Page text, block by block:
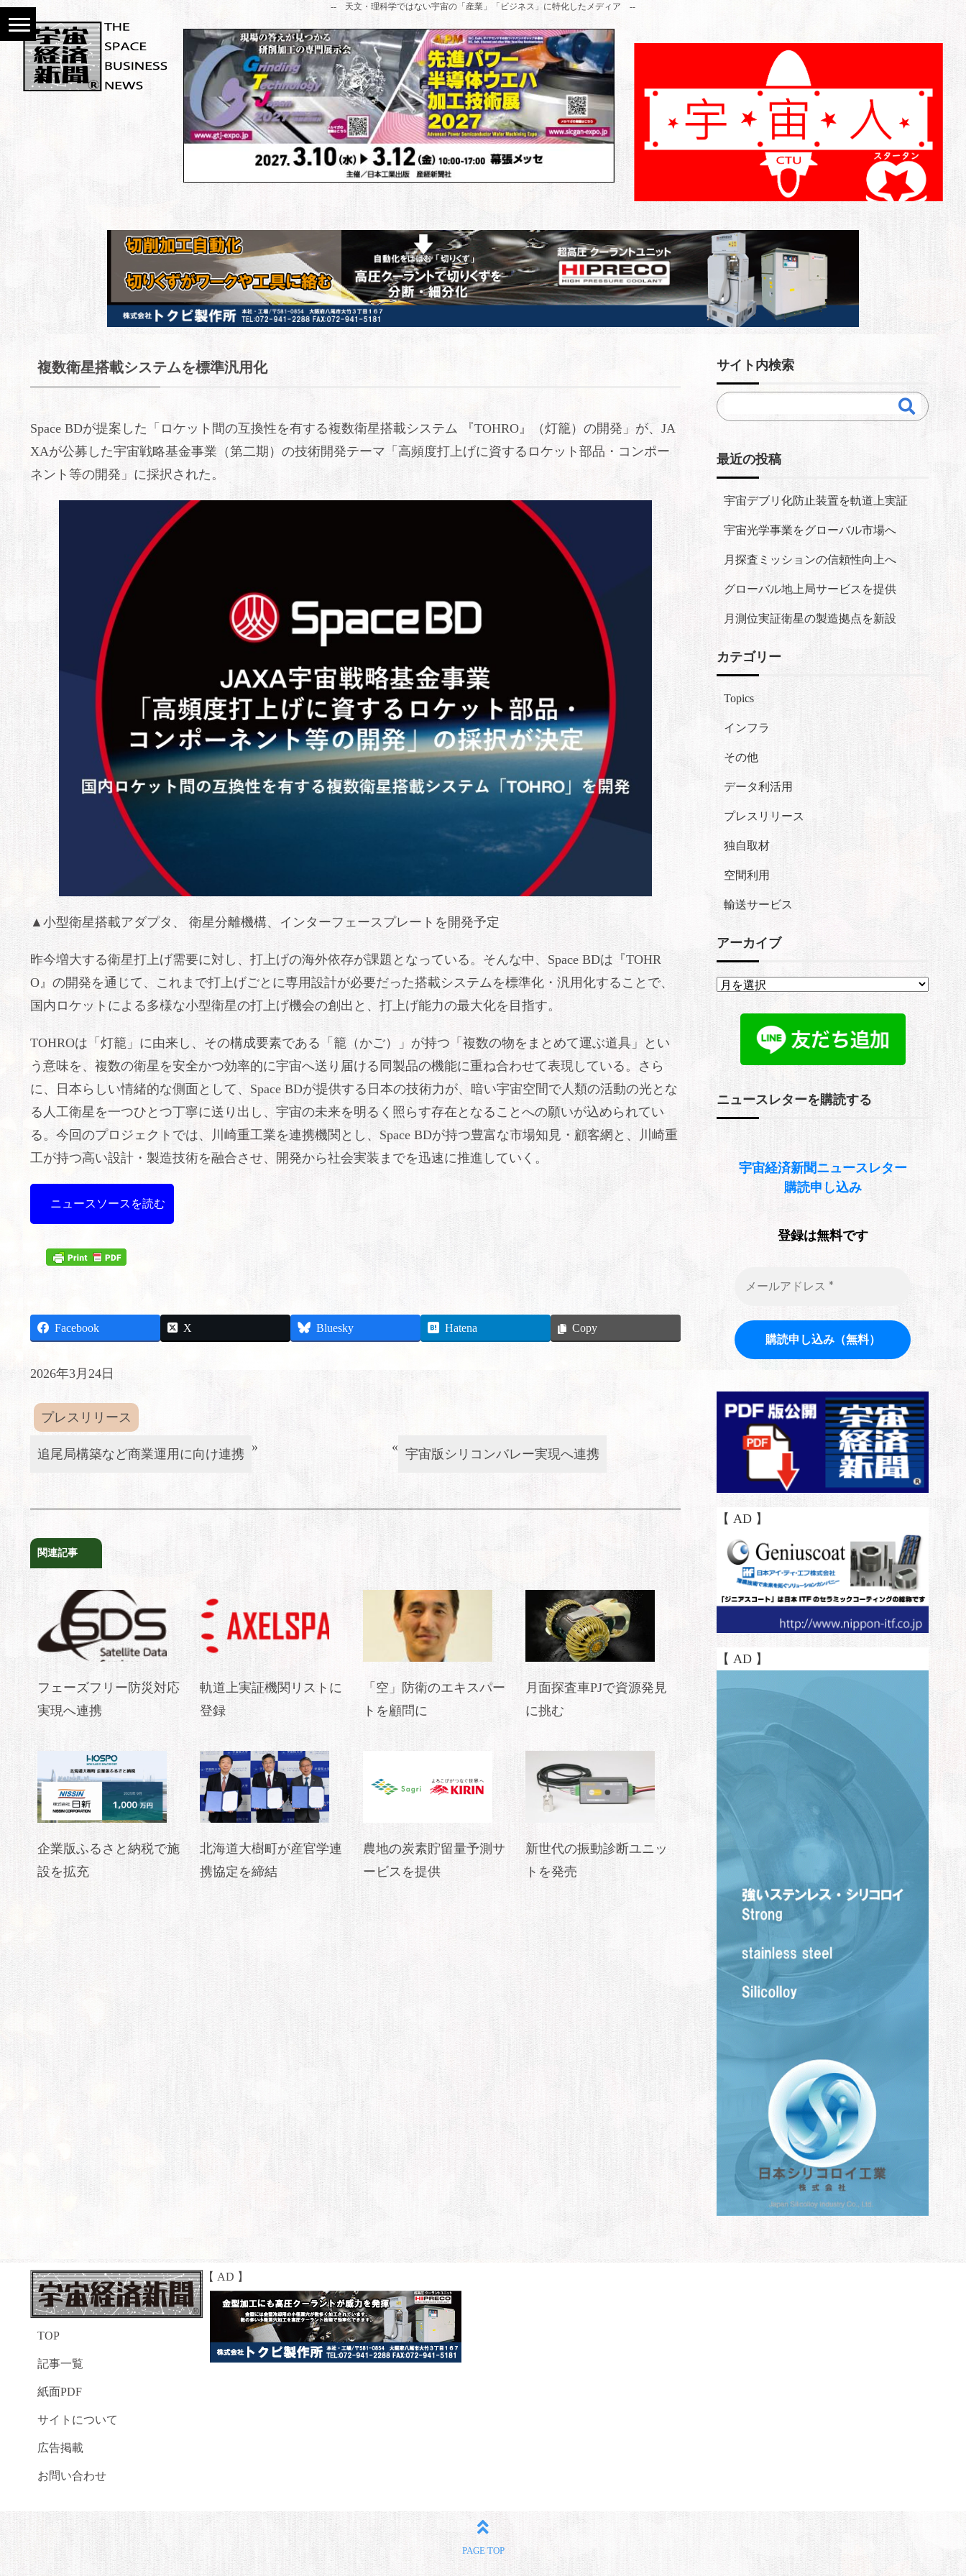
-- 天文・理科学ではない宇宙の「産業」「ビジネス」に特化したメディア --
複数衛星搭載システムを標準汎用化
Space BDが提案した「ロケット間の互換性を有する複数衛星搭載システム 『TOHRO』（灯籠）の開発」が、JA
XAが公募した宇宙戦略基金事業（第二期）の技術開発テーマ「高頻度打上げに資するロケット部品・コンポー
ネント等の開発」に採択された。
▲小型衛星搭載アダプタ、 衛星分離機構、インターフェースプレートを開発予定
昨今増大する衛星打上げ需要に対し、打上げの海外依存が課題となっている。そんな中、Space BDは『TOHR
O』の開発を通じて、これまで打上げごとに専用設計が必要だった搭載システムを標準化・汎用化することで、
国内ロケットによる多様な小型衛星の打上げ機会の創出と、打上げ能力の最大化を目指す。
TOHROは「灯籠」に由来し、その構成要素である「籠（かご）」が持つ「複数の物をまとめて運ぶ道具」とい
う意味を、複数の衛星を安全かつ効率的に宇宙へ送り届ける同製品の機能に重ね合わせて表現している。さら
に、日本らしい情緒的な側面として、Space BDが提供する日本の技術力が、暗い宇宙空間で人類の活動の光とな
る人工衛星を一つひとつ丁寧に送り出し、宇宙の未来を明るく照らす存在となることへの願いが込められてい
る。今回のプロジェクトでは、川崎重工業を連携機関とし、Space BDが持つ豊富な市場知見・顧客網と、川崎重
工が持つ高い設計・製造技術を融合させ、開発から社会実装までを迅速に推進していく。
ニュースソースを読む
Facebook X Bluesky Hatena Copy
2026年3月24日
プレスリリース
追尾局構築など商業運用に向け連携 » « 宇宙版シリコンバレー実現へ連携
関連記事
フェーズフリー防災対応
実現へ連携
軌道上実証機関リストに
登録
「空」防衛のエキスパー
トを顧問に
月面探査車PJで資源発見
に挑む
企業版ふるさと納税で施
設を拡充
北海道大樹町が産官学連
携協定を締結
農地の炭素貯留量予測サ
ービスを提供
新世代の振動診断ユニッ
トを発売
サイト内検索
最近の投稿
宇宙デブリ化防止装置を軌道上実証
宇宙光学事業をグローバル市場へ
月探査ミッションの信頼性向上へ
グローバル地上局サービスを提供
月測位実証衛星の製造拠点を新設
カテゴリー
Topics
インフラ
その他
データ利活用
プレスリリース
独自取材
空間利用
輸送サービス
アーカイブ
ア
ー
カ
イ
ニュースレターを購読する
宇宙経済新聞ニュースレター
購読申し込み
登録は無料です
【 AD 】
【 AD 】
TOP
記事一覧
紙面PDF
サイトについて
広告掲載
お問い合わせ
【 AD 】